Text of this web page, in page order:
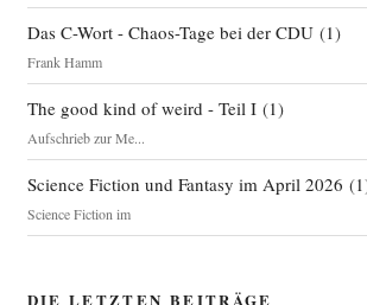
Das C-Wort - Chaos-Tage bei der CDU(1)
Frank Hamm
The good kind of weird - Teil I(1)
Aufschrieb zur Me...
Science Fiction und Fantasy im April 2026 (1
Science Fiction im
DIE LETZTEN BEITRÄGE